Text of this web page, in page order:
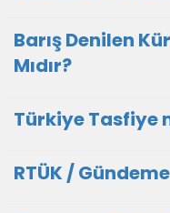
Barış Denilen
Mıdır?
Türkiye Tasfiye
RTÜK /